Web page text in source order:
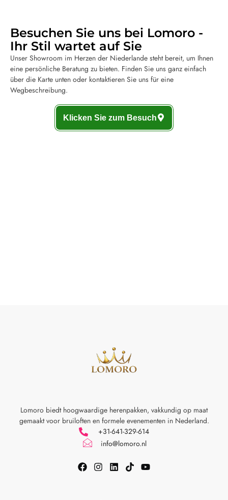
Besuchen Sie uns bei Lomoro -
Ihr Stil wartet auf Sie
Unser Showroom im Herzen der Niederlande steht bereit, um Ihnen
eine persönliche Beratung zu bieten. Finden Sie uns ganz einfach
über die Karte unten oder kontaktieren Sie uns für eine
Wegbeschreibung.
Klicken Sie zum Besuch
Lomoro biedt hoogwaardige herenpakken, vakkundig op maat
gemaakt voor bruiloften en formele evenementen in Nederland.
+31-641-329-614
info@lomoro.nl